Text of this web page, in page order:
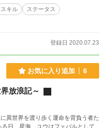
スキル
ステータス
登録日 2020.07.23
お気に入り追加 6
放浪記～
異世界を渡り歩く運命を背負う者た
る日、星海 ユウはフェバルとして